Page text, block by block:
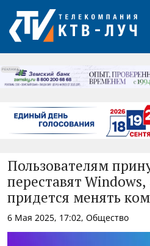
РЕКЛАМА
Пользователям
переставят
придется менять
6 Мая 2025, 17:02, Общество